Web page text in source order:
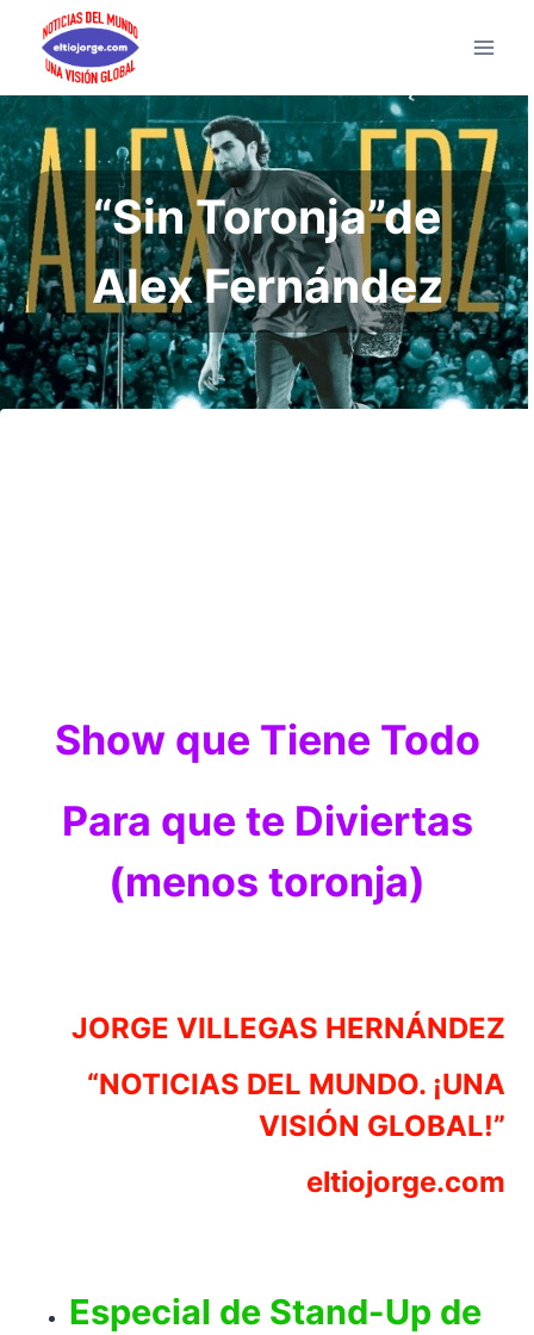
Saltar
contenido
“Sin Toronja”de
Alex Fernández
Show que Tiene Todo
Para que te Diviertas
(menos toronja)
JORGE VILLEGAS HERNÁNDEZ
“NOTICIAS DEL MUNDO. ¡UNA
VISIÓN GLOBAL!”
eltiojorge.com
Especial de Stand-Up de